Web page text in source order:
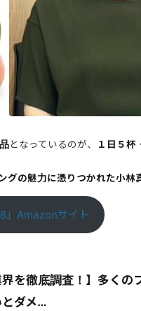
となっているのが、 １日５杯
グの魅力に憑りつかれた小林
」Amazonサイト
を徹底調査！】多くの
とダメ…